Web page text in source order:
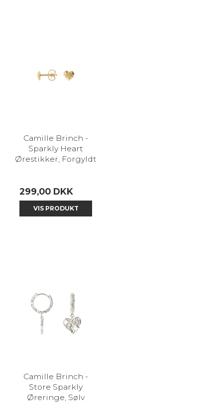
Camille Brinch -
Sparkly Heart
Ørestikker, Forgyldt
299,00 DKK
VIS PRODUKT
Camille Brinch -
Store Sparkly
Øreringe, Sølv